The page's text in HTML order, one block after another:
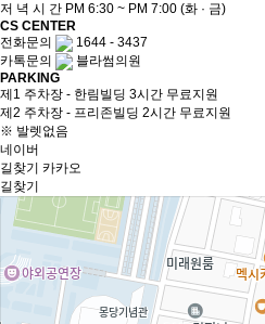
저 녁 시 간 PM 6:30 ~ PM 7:00 (화 · 금)
CS CENTER
전화문의
1644 - 3437
카톡문의
블라썸의원
PARKING
제1 주차장 - 한림빌딩 3시간 무료지원
제2 주차장 - 프리존빌딩 2시간 무료지원
※ 발렛없음
네이버
길찾기 카카오
길찾기